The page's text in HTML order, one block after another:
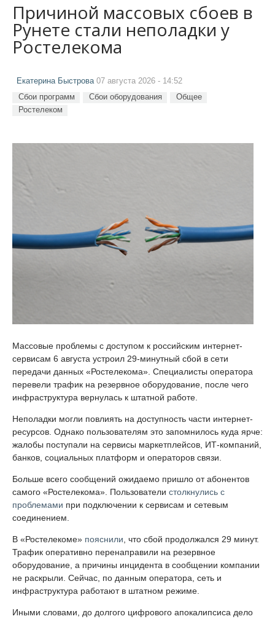
Причиной массовых сбоев в
Рунете стали неполадки у
Ростелекома
Екатерина Быстрова07 августа 2026 - 14:52
Сбои программ Сбои оборудования
Общее
Ростелеком
Массовые проблемы с доступом к российским интернет-
сервисам 6 августа устроил 29-минутный сбой в сети
передачи данных «Ростелекома». Специалисты оператора
перевели трафик на резервное оборудование, после чего
инфраструктура вернулась к штатной работе.
Неполадки могли повлиять на доступность части интернет-
ресурсов. Однако пользователям это запомнилось куда ярче:
жалобы поступали на сервисы маркетплейсов, ИТ-компаний,
банков, социальных платформ и операторов связи.
Больше всего сообщений ожидаемо пришло от абонентов
самого «Ростелекома». Пользователи столкнулись с
проблемами при подключении к сервисам и сетевым
соединением.
В «Ростелекоме» пояснили , что сбой продолжался 29 минут.
Трафик оперативно перенаправили на резервное
оборудование, а причины инцидента в сообщении компании
не раскрыли. Сейчас, по данным оператора, сеть и
инфраструктура работают в штатном режиме.
Иными словами, до долгого цифрового апокалипсиса дело